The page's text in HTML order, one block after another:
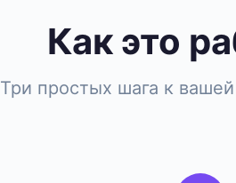
Как это
Три простых шага к